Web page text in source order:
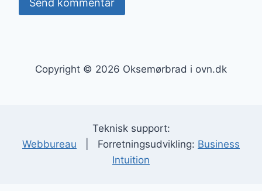
Copyright © 2026 Oksemørbrad i ovn.dk
Teknisk support:
Webbureau | Forretningsudvikling: Business
Intuition